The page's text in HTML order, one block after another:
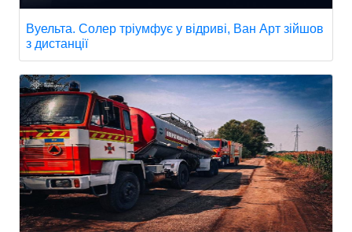
Вуельта. Солер тріумфує у відриві, Ван Арт зійшов
з дистанції